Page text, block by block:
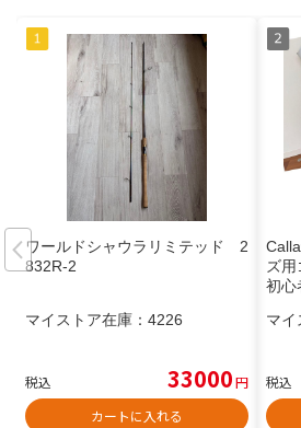
ワールドシャウラリミテッド 2
832R-2
マイストア在庫： 4226
税込 33000円
カートに入れる
ズ
初心
マイ
税込